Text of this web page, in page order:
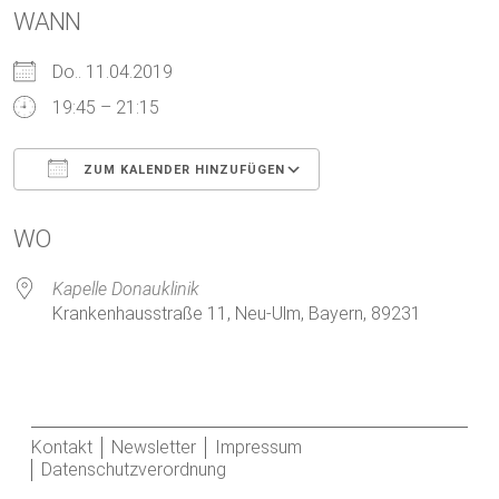
WANN
Do.. 11.04.2019
19:45 – 21:15
ZUM KALENDER HINZUFÜGEN
WO
Kapelle Donauklinik
Krankenhausstraße 11, Neu-Ulm, Bayern, 89231
Kontakt Newsletter
Impressum
Datenschutzverordnung